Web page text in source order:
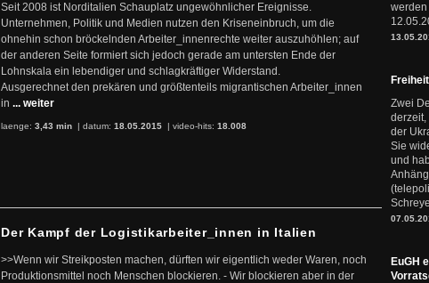
Seit 2008 ist Norditalien Schauplatz ungewöhnlicher Ereignisse.
Unternehmen, Politik und Medien nutzen den Kriseneinbruch, um die
ohnehin schon bröckelnden Arbeiter_innenrechte weiter auszuhöhlen; auf
der anderen Seite formiert sich jedoch gerade am untersten Ende der
Lohnskala ein lebendiger und schlagkräftiger Widerstand.
Ausgerechnet den prekären und größtenteils migrantischen Arbeiter_innen
in ... weiter
laenge: 3,43 min | datum: 18.05.2015 | video-hits: 18.008
Der Kampf der Logistikarbeiter_innen in Italien
>>Wenn wir Streikposten machen, dürften wir eigentlich weder Waren, noch
Produktionsmittel noch Menschen blockieren. - Wir blockieren aber in der
werden
Zwei
derzeit,
der
Sie
und
EuGH